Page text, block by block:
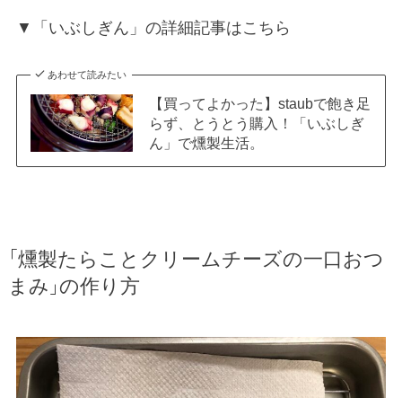
▼「いぶしぎん」の詳細記事はこちら
あわせて読みたい
【買ってよかった】staubで飽き足
らず、とうとう購入！「いぶしぎ
ん」で燻製生活。
「燻製たらことクリームチーズの一口おつ
まみ」の作り方